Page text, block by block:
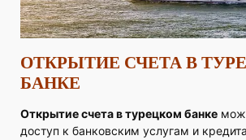
ОТКРЫТИЕ СЧЕТА В
БАНКЕ
Открытие счета в турецком банке
доступ к банковским услугам и